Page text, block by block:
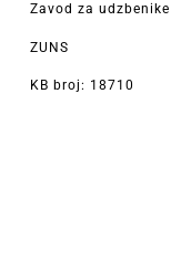
Zavod za
ZUNS
KB broj: 18710